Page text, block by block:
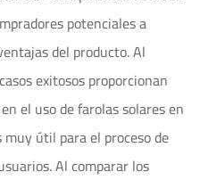
potenciales a
del producto. Al
exitosos proporcionan
el uso de farolas solares en
útil para el proceso de
Al comparar los